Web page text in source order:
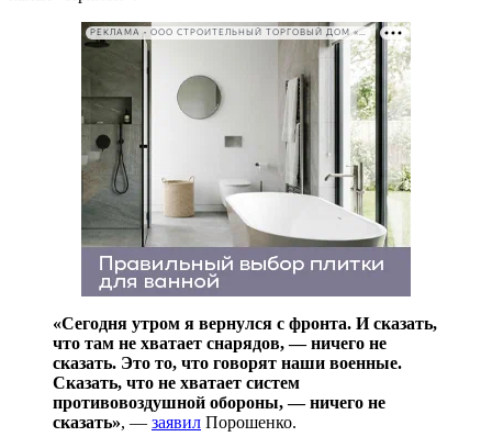
РЕКЛАМА • ООО СТРОИТЕЛЬНЫЙ ТОРГОВЫЙ ДОМ «ПЕТРОВИЧ». ИНН: 7802348846
«Сегодня утром я вернулся с фронта. И сказать,
что там не хватает снарядов, — ничего не
сказать. Это то, что говорят наши военные.
Сказать, что не хватает систем
противовоздушной обороны, — ничего не
сказать», — заявил Порошенко.